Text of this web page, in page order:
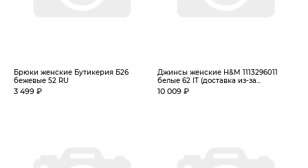
Брюки женские Бутикерия Б26
бежевые 52 RU
3 499 ₽
Джинсы женские H&M 1113296011
белые 62 IT (доставка из-за...
10 009 ₽